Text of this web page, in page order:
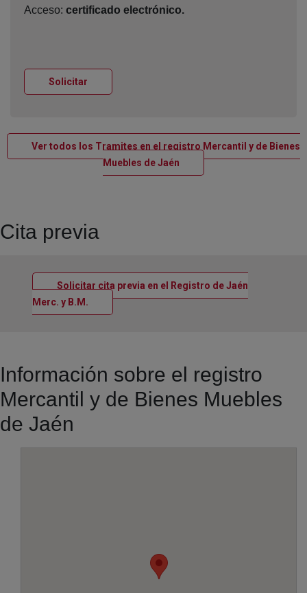
Acceso: certificado electrónico.
Solicitar
Ver todos los Tramites en el registro Mercantil y de Bienes
Muebles de Jaén Ventana nueva
Cita previa
Solicitar cita previa en el Registro de Jaén
Merc. y B.M. Ventana nueva
Información sobre el registro
Mercantil y de Bienes Muebles
de Jaén